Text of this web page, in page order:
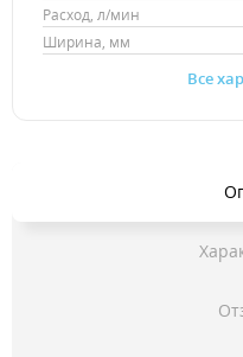
Расход, л/мин
Ширина, мм
Все